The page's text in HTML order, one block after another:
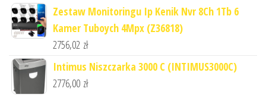
Zestaw Monitoringu Ip Kenik Nvr 8Ch 1Tb 6
Kamer Tuboych 4Mpx (Z36818)
2756,02 zł
Intimus Niszczarka 3000 C (INTIMUS3000C)
2776,00 zł